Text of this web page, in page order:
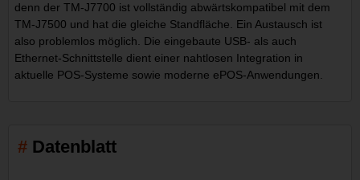
denn der TM-J7700 ist vollständig abwärtskompatibel mit dem
TM-J7500 und hat die gleiche Standfläche. Ein Austausch ist
also problemlos möglich. Die eingebaute USB- als auch
Ethernet-Schnittstelle dient einer nahtlosen Integration in
aktuelle POS-Systeme sowie moderne ePOS-Anwendungen.
Datenblatt